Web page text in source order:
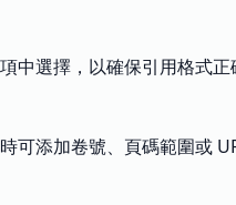
選擇，以確保引用格式正
添加卷號、頁碼範圍或